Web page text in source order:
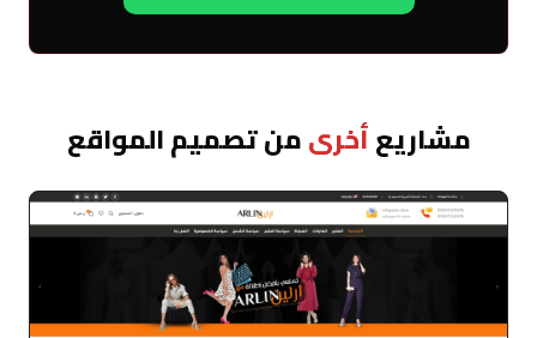
مشاريعأخرىمن تصميم المواقع